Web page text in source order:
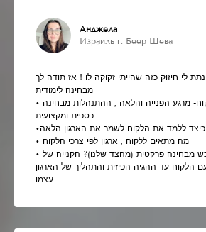
Анджела
Израиль г. Беер Шева
מבחינה לימודית
• הנהלות מול הלקוח- מרגע הפנייה והלאה , ההתנהלות מבחינה
כספית ומקצועית
•כיצד ללמד את הלקוח לשמר את הארגון הלאה
• מה מתאים ללקוח , ארגון לפי צרכי הלקוח
• איך זה מתרכש מבחינה פרקטית (מהצד שלנו)? הקנייה של
הלקוח עד ההגיה הפיזית והתהליך של הארגון
עצמו